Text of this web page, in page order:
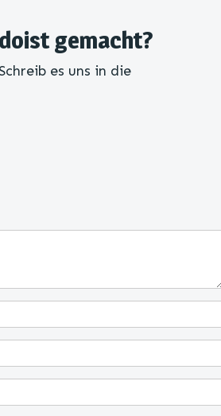
gemacht?
es uns in die